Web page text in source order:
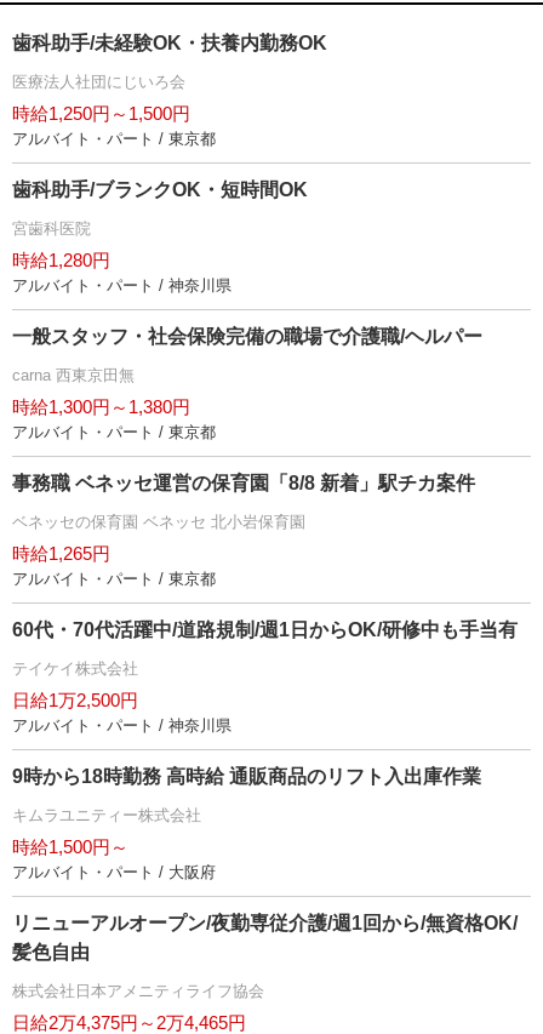
歯科助手/未経験OK・扶養内勤務OK
医療法人社団にじいろ会
時給1,250円～1,500円
アルバイト・パート / 東京都
歯科助手/ブランクOK・短時間OK
宮歯科医院
時給1,280円
アルバイト・パート / 神奈川県
一般スタッフ・社会保険完備の職場で介護職/ヘルパー
carna 西東京田無
時給1,300円～1,380円
アルバイト・パート / 東京都
事務職 ベネッセ運営の保育園「8/8 新着」駅チカ案件
ベネッセの保育園 ベネッセ 北小岩保育園
時給1,265円
アルバイト・パート / 東京都
60代・70代活躍中/道路規制/週1日からOK/研修中も手当有
テイケイ株式会社
日給1万2,500円
アルバイト・パート / 神奈川県
9時から18時勤務 高時給 通販商品のリフト入出庫作業
キムラユニティー株式会社
時給1,500円～
アルバイト・パート / 大阪府
リニューアルオープン/夜勤専従介護/週1回から/無資格OK/
髪色自由
株式会社日本アメニティライフ協会
日給2万4,375円～2万4,465円